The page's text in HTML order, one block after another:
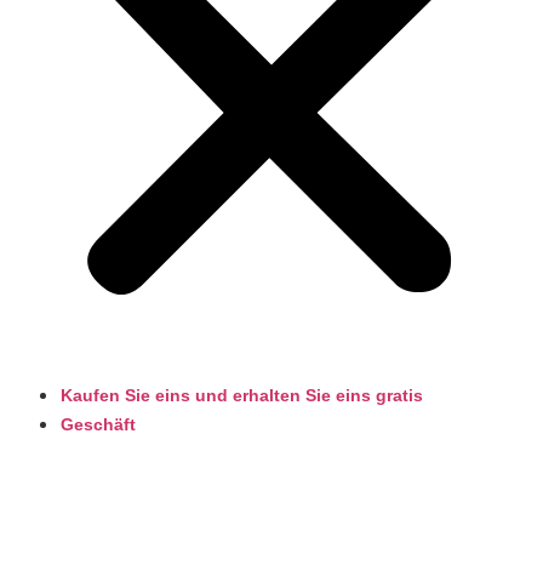
Kaufen Sie eins und erhalten Sie eins gratis
Geschäft